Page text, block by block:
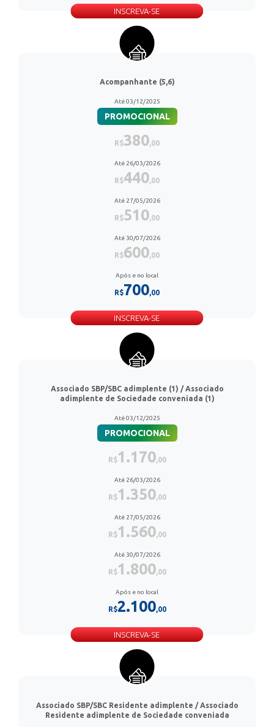
INSCREVA-SE
Acompanhante (5,6)
Até 03/12/2025
PROMOCIONAL
R$380,00
Até 26/03/2026
R$440,00
Até 27/05/2026
R$510,00
Até 30/07/2026
R$600,00
Após e no local
R$700,00
INSCREVA-SE
Associado SBP/SBC adimplente (1) / Associado
adimplente de Sociedade conveniada (1)
Até 03/12/2025
PROMOCIONAL
R$1.170,00
Até 26/03/2026
R$1.350,00
Até 27/05/2026
R$1.560,00
Até 30/07/2026
R$1.800,00
Após e no local
R$2.100,00
INSCREVA-SE
Associado SBP/SBC Residente adimplente / Associado
Residente adimplente de Sociedade conveniada